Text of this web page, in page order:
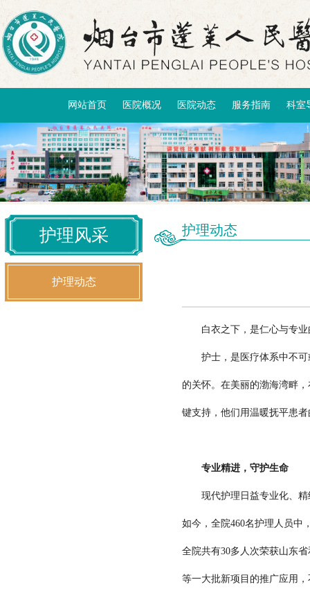
网站首页 医院概况 医院动态 服务指南 科室
护理风采
护理动态
护理动态
白衣之下，是仁心与专业
护士，是医疗体系中不可
的关怀。在美丽的渤海湾畔
键支持，他们用温暖抚平患
专业精进，守护生命
现代护理日益专业化、精
如今，全院460名护理人员中
全院共有30多人次荣获山东
等一大批新项目的推广应用